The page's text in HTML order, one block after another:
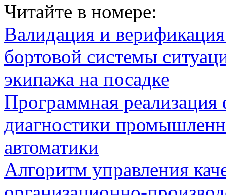
Читайте в номере:
Валидация и
бортовой системы
экипажа на посадке
Программная
диагностики
автоматики
Алгоритм управления